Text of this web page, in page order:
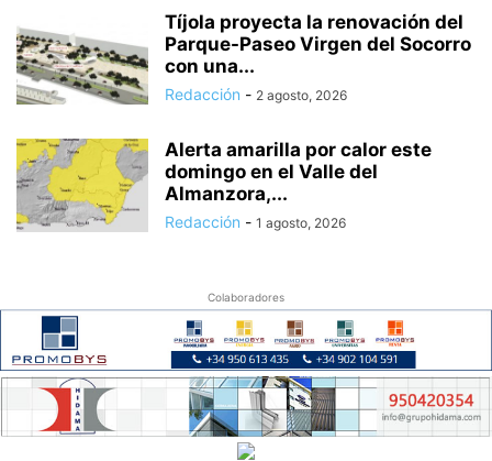
Tíjola proyecta la renovación del
Parque-Paseo Virgen del Socorro
con una...
Redacción - 2 agosto, 2026
Alerta amarilla por calor este
domingo en el Valle del
Almanzora,...
Redacción - 1 agosto, 2026
Colaboradores